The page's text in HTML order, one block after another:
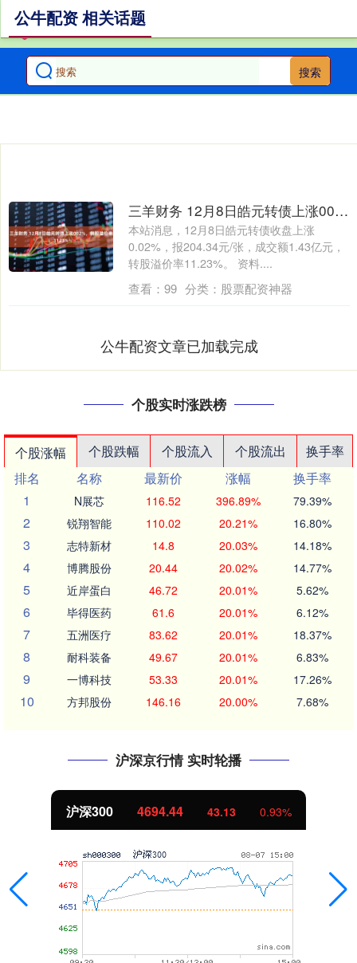
搜索
公牛配资 相关话题
三羊财务 12月8日皓元转债上涨002%，转股溢价率1123%
本站消息，12月8日皓元转债收盘上涨
0.02%，报204.34元/张，成交额1.43亿元，
转股溢价率11.23%。 资料....
查看： 99 分类： 股票配资神器
公牛配资文章已加载完成
个股实时涨跌榜
个股涨幅 个股跌幅 个股流入 个股流出
换手率
排名
名称 最新价 涨幅
换手率
1
N展芯 116.52 396.89% 79.39%
2 锐翔智能 110.02 20.21% 16.80%
3 志特新材 14.8 20.03% 14.18%
4 博腾股份 20.44 20.02% 14.77%
5 近岸蛋白 46.72 20.01% 5.62%
6 毕得医药 61.6 20.01% 6.12%
7 五洲医疗 83.62 20.01% 18.37%
8 耐科装备 49.67 20.01% 6.83%
9 一博科技 53.33 20.01% 17.26%
10 方邦股份 146.16 20.00% 7.68%
沪深京行情 实时轮播
沪深300 4694.44 43.13 0.93%